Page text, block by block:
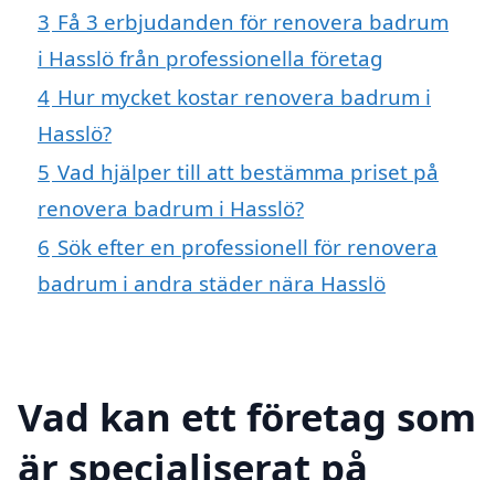
3 Få 3 erbjudanden för renovera badrum
i Hasslö från professionella företag
4 Hur mycket kostar renovera badrum i
Hasslö?
5 Vad hjälper till att bestämma priset på
renovera badrum i Hasslö?
6 Sök efter en professionell för renovera
badrum i andra städer nära Hasslö
Vad kan ett företag som
är specialiserat på